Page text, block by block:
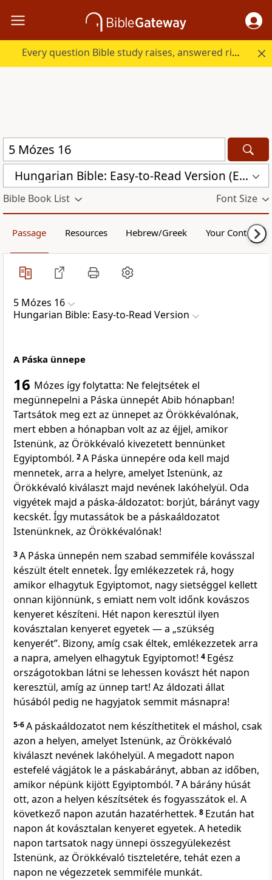
Every question Bible study raises, answered right here.
Hungarian Bible: Easy-to-Read Version (ERV-HU)
Bible Book List Font Size
Passage Resources Hebrew/Greek Your Content
5 Mózes 16
Hungarian Bible: Easy-to-Read Version
A Páska ünnepe
16 Mózes így folytatta: Ne felejtsétek el
megünnepelni a Páska ünnepét Abib hónapban!
Tartsátok meg ezt az ünnepet az Örökkévalónak,
mert ebben a hónapban volt az az éjjel, amikor
Istenünk, az Örökkévaló kivezetett bennünket
Egyiptomból. 2A Páska ünnepére oda kell majd
mennetek, arra a helyre, amelyet Istenünk, az
Örökkévaló kiválaszt majd nevének lakóhelyül. Oda
vigyétek majd a páska-áldozatot: borjút, bárányt vagy
kecskét. Így mutassátok be a páskaáldozatot
Istenünknek, az Örökkévalónak!
3A Páska ünnepén nem szabad semmiféle kovásszal
készült ételt ennetek. Így emlékezzetek rá, hogy
amikor elhagytuk Egyiptomot, nagy sietséggel kellett
onnan kijönnünk, s emiatt nem volt időnk kovászos
kenyeret készíteni. Hét napon keresztül ilyen
kovásztalan kenyeret egyetek — a „szükség
kenyerét”. Bizony, amíg csak éltek, emlékezzetek arra
a napra, amelyen elhagytuk Egyiptomot! 4 Egész
országotokban látni se lehessen kovászt hét napon
keresztül, amíg az ünnep tart! Az áldozati állat
húsából pedig ne hagyjatok semmit másnapra!
5-6A páskaáldozatot nem készíthetitek el máshol, csak
azon a helyen, amelyet Istenünk, az Örökkévaló
kiválaszt nevének lakóhelyül. A megadott napon
estefelé vágjátok le a páskabárányt, abban az időben,
amikor népünk kijött Egyiptomból. 7A bárány húsát
ott, azon a helyen készítsétek és fogyasszátok el. A
következő napon azután hazatérhettek. 8 Ezután hat
napon át kovásztalan kenyeret egyetek. A hetedik
napon tartsatok nagy ünnepi összegyülekezést
Istenünk, az Örökkévaló tiszteletére, tehát ezen a
napon ne végezzetek semmiféle munkát.